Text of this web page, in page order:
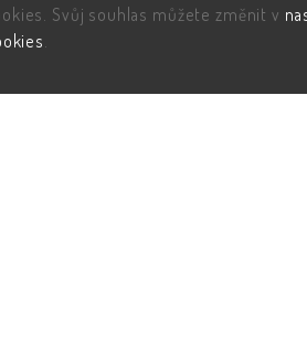
Svůj souhlas můžete změnit v